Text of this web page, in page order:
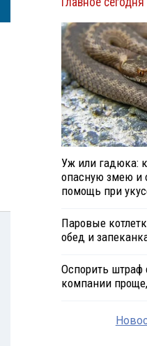
Уж или гадюка:
опасную змею и
помощь при
Паровые
обед и
Оспорить штраф
компании